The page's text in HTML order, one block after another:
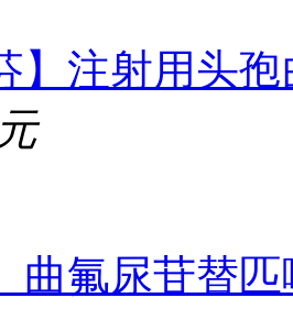
】注射用头
曲氟尿苷替